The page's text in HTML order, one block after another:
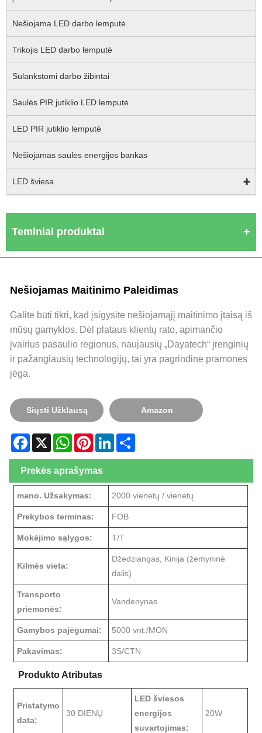
Nešiojama LED darbo lemputė
Trikojis LED darbo lemputė
Sulankstomi darbo žibintai
Saulės PIR jutiklio LED lemputė
LED PIR jutiklio lemputė
Nešiojamas saulės energijos bankas
LED šviesa
Teminiai produktai
Nešiojamas Maitinimo Paleidimas
Galite būti tikri, kad įsigysite nešiojamąjį maitinimo įtaisą iš
mūsų gamyklos. Dėl plataus klientų rato, apimančio
įvairius pasaulio regionus, naujausių „Dayatech“ įrenginių
ir pažangiausių technologijų, tai yra pagrindinė pramonės
jėga.
Siųsti Užklausą Amazon
Facebook
X WhatsApp
PinterestLinkedIn
Prekės aprašymas
mano. Užsakymas: 2000 vienetų / vienetų
Prekybos terminas: FOB
Mokėjimo sąlygos: T/T
Kilmės vieta:
Džedziangas, Kinija (žemyninė
dalis)
Transporto
priemonės:
Vandenynas
Gamybos pajėgumai: 5000 vnt./MON
Pakavimas: 3S/CTN
Produkto Atributas
Pristatymo
data:
30 DIENŲ
LED šviesos
energijos
suvartojimas:
20W